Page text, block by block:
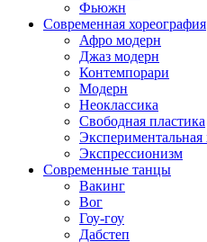
Фьюжн
Современная хореография
Афро модерн
Джаз модерн
Контемпорари
Модерн
Неоклассика
Свободная пластика
Экспериментальная
Экспрессионизм
Современные танцы
Вакинг
Вог
Гоу-гоу
Дабстеп